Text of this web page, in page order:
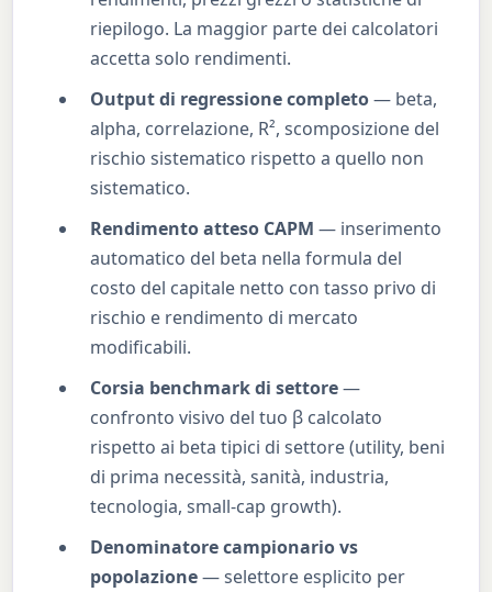
riepilogo. La maggior parte dei calcolatori
accetta solo rendimenti.
Output di regressione completo— beta,
alpha, correlazione, R², scomposizione del
rischio sistematico rispetto a quello non
sistematico.
Rendimento atteso CAPM — inserimento
automatico del beta nella formula del
costo del capitale netto con tasso privo di
rischio e rendimento di mercato
modificabili.
Corsia benchmark di settore—
confronto visivo del tuo β calcolato
rispetto ai beta tipici di settore (utility, beni
di prima necessità, sanità, industria,
tecnologia, small-cap growth).
Denominatore campionario vs
popolazione— selettore esplicito per